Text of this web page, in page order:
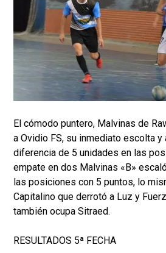
El cómodo puntero, Malvinas de
a Ovidio FS, su inmediato escolta y
diferencia de 5 unidades en las
empate en dos Malvinas «B»
las posiciones con 5 puntos, lo
Capitalino que derrotó a Luz y
también ocupa Sitraed.
RESULTADOS 5ª FECHA